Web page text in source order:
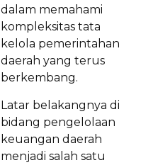
dalam memahami
kompleksitas tata
kelola pemerintahan
daerah yang terus
berkembang.
Latar belakangnya di
bidang pengelolaan
keuangan daerah
menjadi salah satu